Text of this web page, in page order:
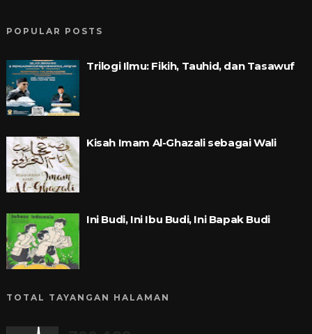
POPULAR POSTS
Trilogi Ilmu: Fikih, Tauhid, dan Tasawuf
Kisah Imam Al-Ghazali sebagai Wali
Ini Budi, Ini Ibu Budi, Ini Bapak Budi
TOTAL TAYANGAN HALAMAN